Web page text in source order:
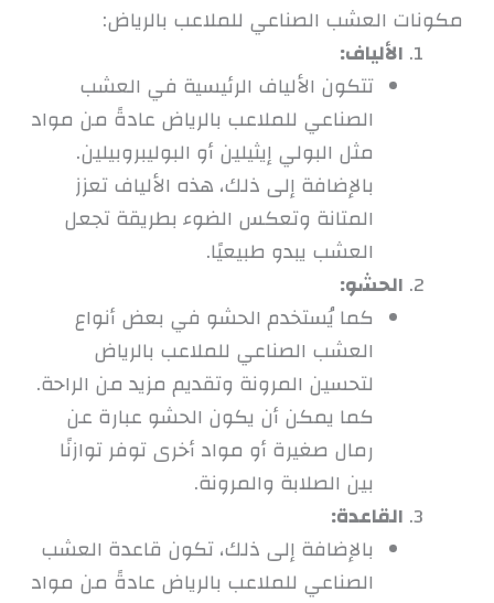
مكونات العشب الصناعي للملاعب بالرياض:
الألياف:
تتكون الألياف الرئيسية في العشب
الصناعي للملاعب بالرياض عادةً من مواد
مثل البولي إيثيلين أو البوليبروبيلين.
بالإضافة إلى ذلك، هذه الألياف تعزز
المتانة وتعكس الضوء بطريقة تجعل
العشب يبدو طبيعيًا.
الحشو:
كما يُستخدم الحشو في بعض أنواع
العشب الصناعي للملاعب بالرياض
لتحسين المرونة وتقديم مزيد من الراحة.
كما يمكن أن يكون الحشو عبارة عن
رمال صغيرة أو مواد أخرى توفر توازنًا
بين الصلابة والمرونة.
القاعدة:
بالإضافة إلى ذلك، تكون قاعدة العشب
الصناعي للملاعب بالرياض عادةً من مواد